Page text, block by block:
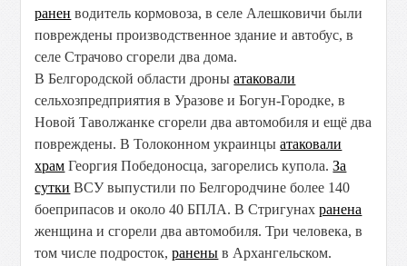
ранен водитель кормовоза, в селе Алешковичи были
повреждены производственное здание и автобус, в
селе Страчово сгорели два дома.
В Белгородской области дроныатаковали
сельхозпредприятия в Уразове и Богун-Городке, в
Новой Таволжанке сгорели два автомобиля и ещё два
повреждены. В Толоконном украинцыатаковали
храм Георгия Победоносца, загорелись купола.За
сутки ВСУ выпустили по Белгородчине более 140
боеприпасов и около 40 БПЛА. В Стригунахранена
женщина и сгорели два автомобиля. Три человека, в
том числе подросток,ранены в Архангельском.